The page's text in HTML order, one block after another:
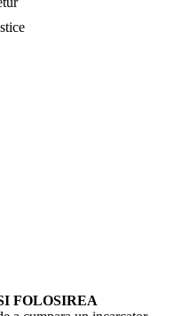
FOLOSIREA